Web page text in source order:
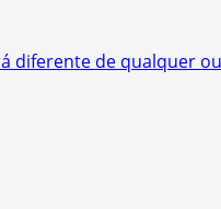
diferente de qualquer